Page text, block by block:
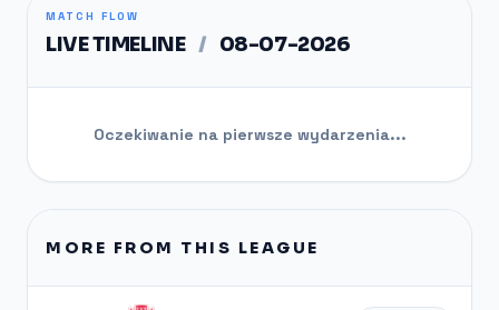
MATCH FLOW
LIVE TIMELINE / 08-07-2026
Oczekiwanie na pierwsze wydarzenia...
MORE FROM THIS LEAGUE